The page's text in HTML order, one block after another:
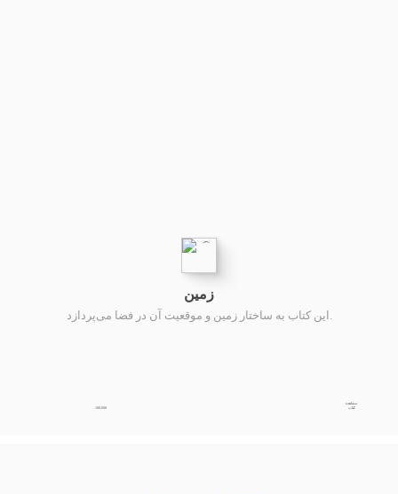
زمین
این کتاب به ساختار زمین و موقعیت آن در فضا می‌پردازد.
100,000
مشاهده
کتاب